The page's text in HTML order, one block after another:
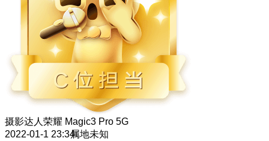
摄影达人 荣耀 Magic3 Pro 5G
2022-01-1 23:34属地未知